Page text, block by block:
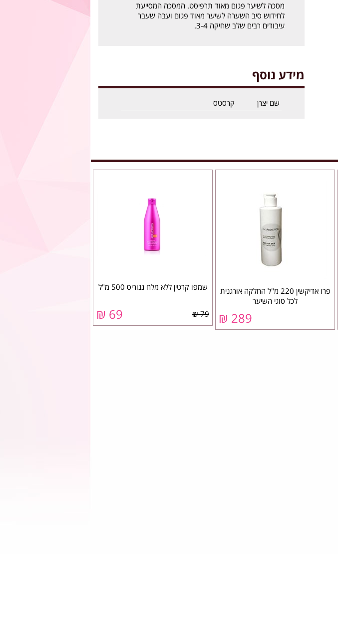
מסכה לשיער פגום מאוד תרפיסט. המסכה המסייעת
לחידוש סיב השערה לשיער מאוד פגום ועבה שעבר
עיבודים רבים שלב שחיקה 3-4.
מידע נוסף
שם יצרן קרסטס
פרו אדיקשין 220 מ"ל החלקה אורגנית
לכל סוגי השיער
289 ₪
שמפו קרטין ללא מלח גנוריס 500 מ"ל
79 ₪
69 ₪